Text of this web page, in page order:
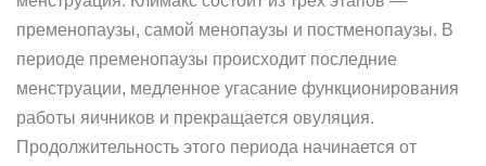
пременопаузы, самой менопаузы и постменопаузы. В
периоде пременопаузы происходит последние
менструации, медленное угасание функционирования
работы яичников и прекращается овуляция.
Продолжительность этого периода начинается от